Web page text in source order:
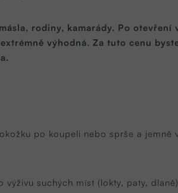
rodiny, kamarády. Po otevření
výhodná. Za tuto cenu
po koupeli nebo sprše a jemně
suchých míst (lokty, paty,